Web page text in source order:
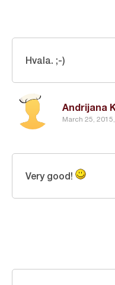
Andrijana
March 25,
Hvala. ;-)
Very good!